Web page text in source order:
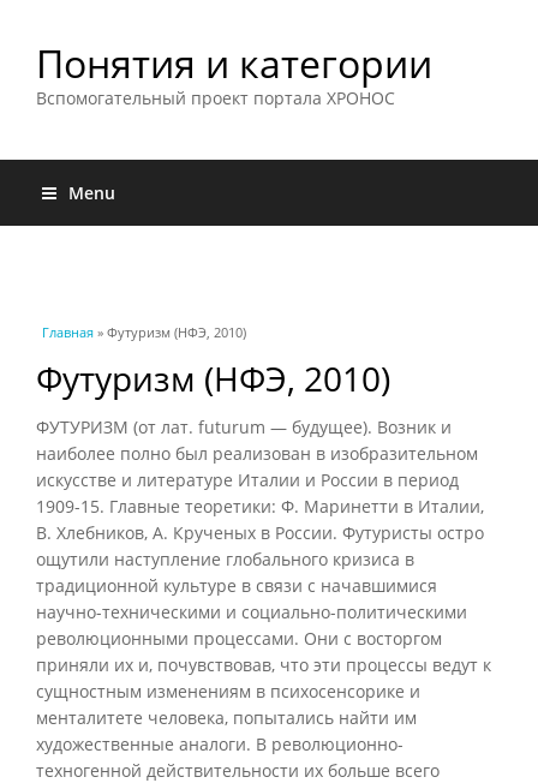
Понятия и категории
Вспомогательный проект портала ХРОНОС
Menu
Вы здесь
Главная » Футуризм (НФЭ, 2010)
Футуризм (НФЭ, 2010)
ФУТУРИЗМ (от лат. futurum — будущее). Возник и
наиболее полно был реализован в изобразительном
искусстве и литературе Италии и России в период
1909-15. Главные теоретики: Ф. Маринетти в Италии,
В. Хлебников, А. Крученых в России. Футуристы остро
ощутили наступление глобального кризиса в
традиционной культуре в связи с начавшимися
научно-техническими и социально-политическими
революционными процессами. Они с восторгом
приняли их и, почувствовав, что эти процессы ведут к
сущностным изменениям в психосенсорике и
менталитете человека, попытались найти им
художественные аналоги. В революционно-
техногенной действительности их больше всего